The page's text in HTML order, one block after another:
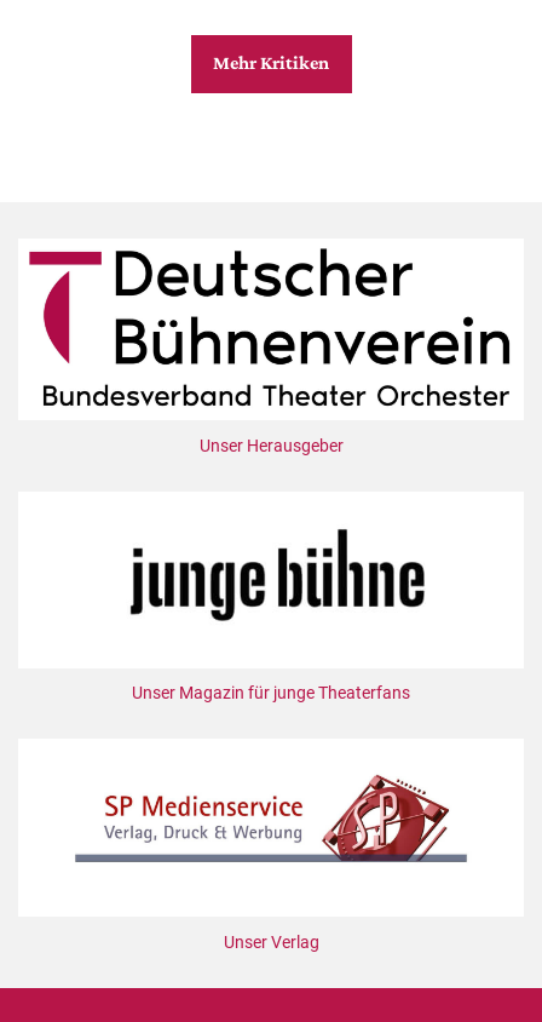
Mehr Kritiken
Unser Herausgeber
Unser Magazin für junge Theaterfans
Unser Verlag